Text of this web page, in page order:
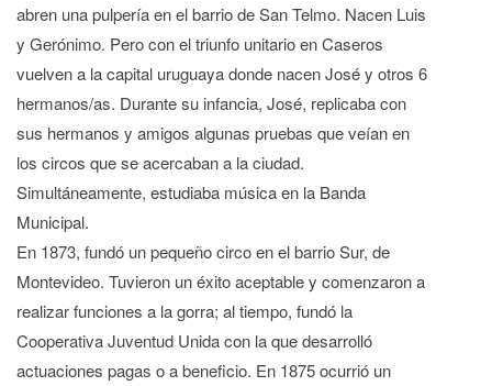
abren una pulpería en el barrio de San Telmo. Nacen Luis
y Gerónimo. Pero con el triunfo unitario en Caseros
vuelven a la capital uruguaya donde nacen José y otros 6
hermanos/as. Durante su infancia, José, replicaba con
sus hermanos y amigos algunas pruebas que veían en
los circos que se acercaban a la ciudad.
Simultáneamente, estudiaba música en la Banda
Municipal.
En 1873, fundó un pequeño circo en el barrio Sur, de
Montevideo. Tuvieron un éxito aceptable y comenzaron a
realizar funciones a la gorra; al tiempo, fundó la
Cooperativa Juventud Unida con la que desarrolló
actuaciones pagas o a beneficio. En 1875 ocurrió un